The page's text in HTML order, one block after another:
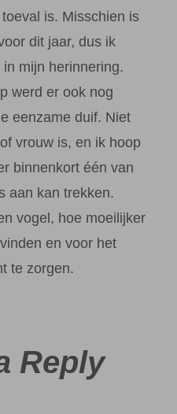
is. Misschien is
dit jaar, dus ik
mijn herinnering.
werd er ook nog
eenzame duif. Niet
vrouw is, en ik hoop
binnenkort één van
aan kan trekken.
vogel, hoe moeilijker
en voor het
te zorgen.
Reply